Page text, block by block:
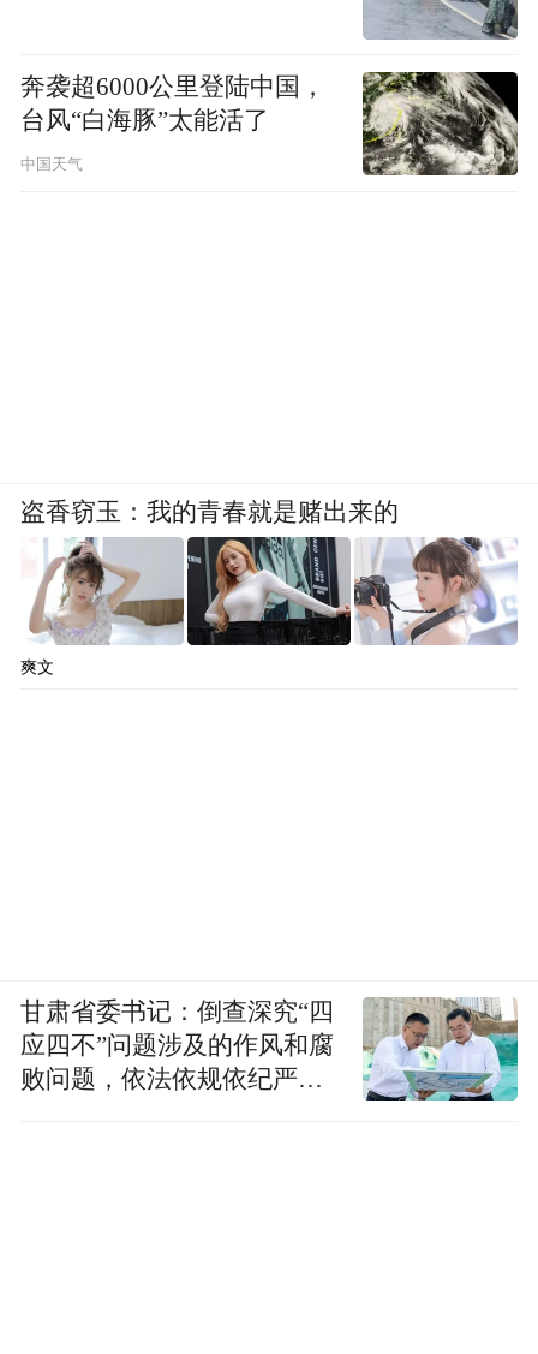
奔袭超6000公里登陆中国，
台风“白海豚”太能活了
中国天气
盗香窃玉：我的青春就是赌出来的
爽文
甘肃省委书记：倒查深究“四
应四不”问题涉及的作风和腐
败问题，依法依规依纪严肃